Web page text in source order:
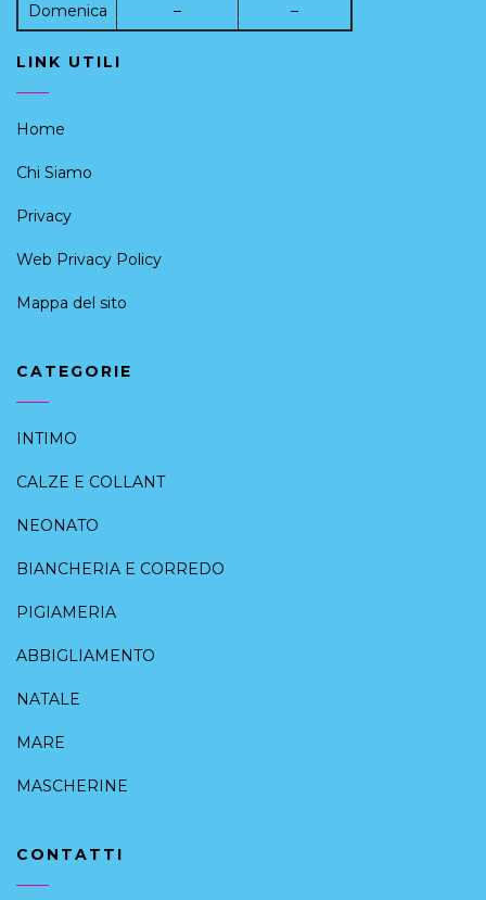
Domenica
– –
LINK UTILI
Home
Chi Siamo
Privacy
Web Privacy Policy
Mappa del sito
CATEGORIE
INTIMO
CALZE E COLLANT
NEONATO
BIANCHERIA E CORREDO
PIGIAMERIA
ABBIGLIAMENTO
NATALE
MARE
MASCHERINE
CONTATTI